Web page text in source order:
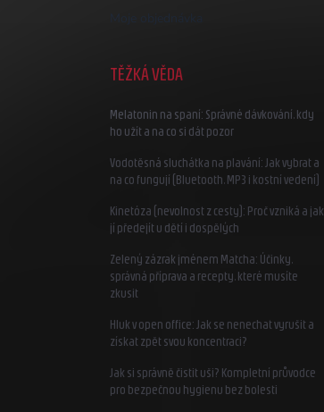
TĚŽKÁ VĚDA
Melatonin na spaní: Správné dávkování, kdy
ho užít a na co si dát pozor
Vodotěsná sluchátka na plavání: Jak vybrat a
na co fungují (Bluetooth, MP3 i kostní vedení)
Kinetóza (nevolnost z cesty): Proč vzniká a jak
jí předejít u dětí i dospělých
Zelený zázrak jménem Matcha: Účinky,
správná příprava a recepty, které musíte
zkusit
Hluk v open office: Jak se nenechat vyrušit a
získat zpět svou koncentraci?
Jak si správně čistit uši? Kompletní průvodce
pro bezpečnou hygienu bez bolesti